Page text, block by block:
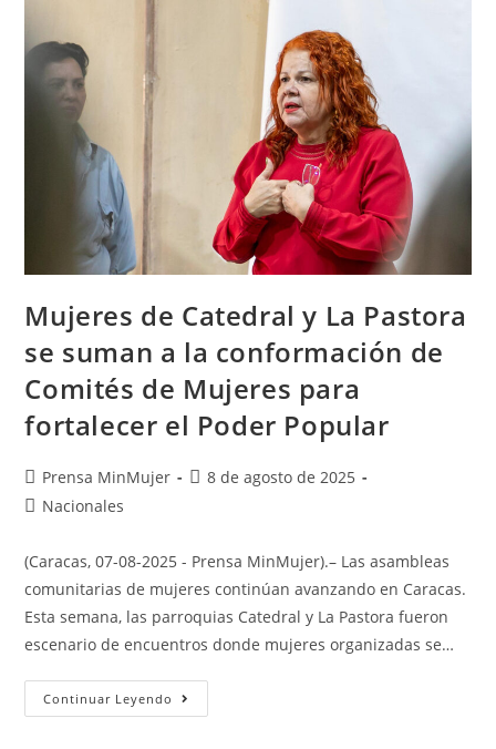
Mujeres de Catedral y La Pastora
se suman a la conformación de
Comités de Mujeres para
fortalecer el Poder Popular
Prensa MinMujer
8 de agosto de 2025
Nacionales
(Caracas, 07-08-2025 - Prensa MinMujer).– Las asambleas
comunitarias de mujeres continúan avanzando en Caracas.
Esta semana, las parroquias Catedral y La Pastora fueron
escenario de encuentros donde mujeres organizadas se…
Continuar Leyendo